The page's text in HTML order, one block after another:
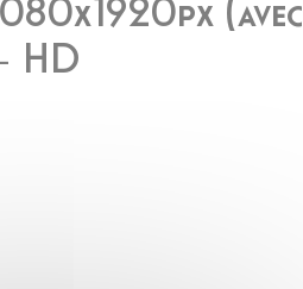
(avec
HD